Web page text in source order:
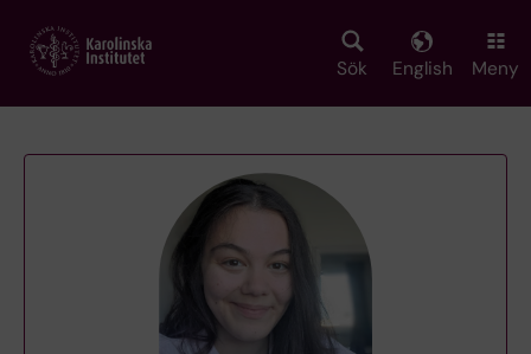
main
Sök English Meny